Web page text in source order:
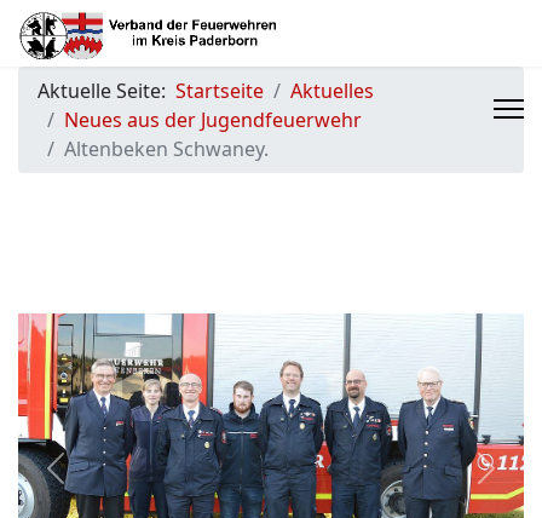
Aktuelle Seite: Startseite
Aktuelles
Neues aus der Jugendfeuerwehr
Altenbeken Schwaney.
Previous Next